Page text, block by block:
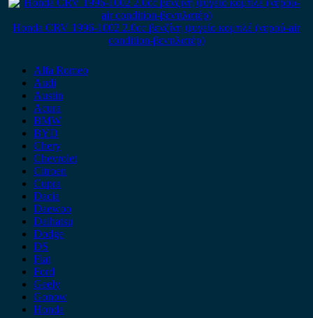
Honda CRV 1996-1002 2.0cc βενζίνη ψυγείο κομπλέ (νερού-air
condition-βεντιλατέρ)
Alfa Romeo
Audi
Austin
Acura
BMW
BYD
Chery
Chevrolet
Citroen
Cupra
Dacia
Daewoo
Daihatsu
Dodge
DS
Fiat
Ford
Geely
Gonow
Honda